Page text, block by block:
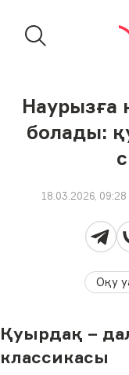
Наурызға
болады:
18.03.2026, 09:28
Оқу
Қуырдақ –
классикасы